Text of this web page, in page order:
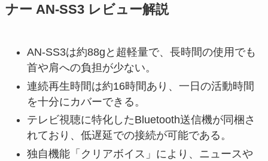
ナー AN-SS3 レビュー解説
AN-SS3は約88gと超軽量で、長時間の使用でも
首や肩への負担が少ない。
連続再生時間は約16時間あり、一日の活動時間
を十分にカバーできる。
テレビ視聴に特化したBluetooth送信機が同梱さ
れており、低遅延での接続が可能である。
独自機能「クリアボイス」により、ニュースや